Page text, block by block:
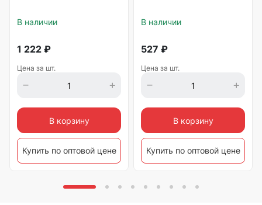
В наличии
1 222 ₽
Цена за шт.
В корзину
Купить по оптовой цене
В наличии
527 ₽
Цена за шт.
В корзину
Купить по оптовой цене